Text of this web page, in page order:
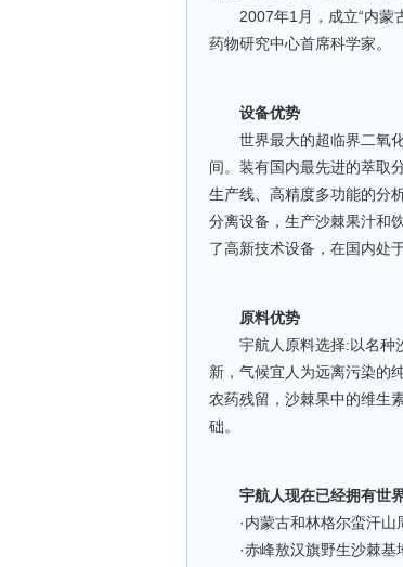
2007年1月，成立“内蒙古
药物研究中心首席科学家。
设备优势
世界最大的超临界二氧化
间。装有国内最先进的萃取
生产线、高精度多功能的分
分离设备，生产沙棘果汁和
了高新技术设备，在国内处
原料优势
宇航人原料选择:以名种沙
新，气候宜人为远离污染的
农药残留，沙棘果中的维生
础。
宇航人现在已经拥有世界
·内蒙古和林格尔蛮汗山
·赤峰敖汉旗野生沙棘基